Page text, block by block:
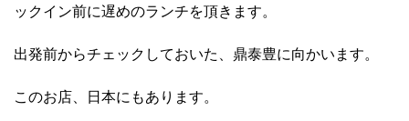
ックイン前に遅めのランチを頂きます。
出発前からチェックしておいた、鼎泰豊に向かいます。
このお店、日本にもあります。